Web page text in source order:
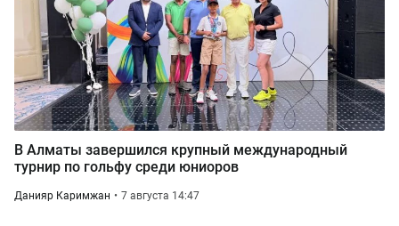
В Алматы завершился крупный международный
турнир по гольфу среди юниоров
Данияр Каримжан 7 августа 14:47